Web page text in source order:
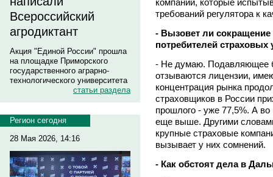
Всероссийский
агродиктант
Акция "Единой России" прошла
на площадке Приморского
государственного аграрно-
технологического университета
статьи раздела
Регион сегодня
28 Мая 2026, 14:16
требований регулятора к
- Вызовет ли сокращение
потребителей страховых
- Не думаю. Подавляющее
отзываются лицензии,
концентрация рынка
страховщиков в России
прошлого - уже 77,5%. А во
еще выше. Другими
крупные страховые
вызывает у них сомнений.
- Как обстоят дела в